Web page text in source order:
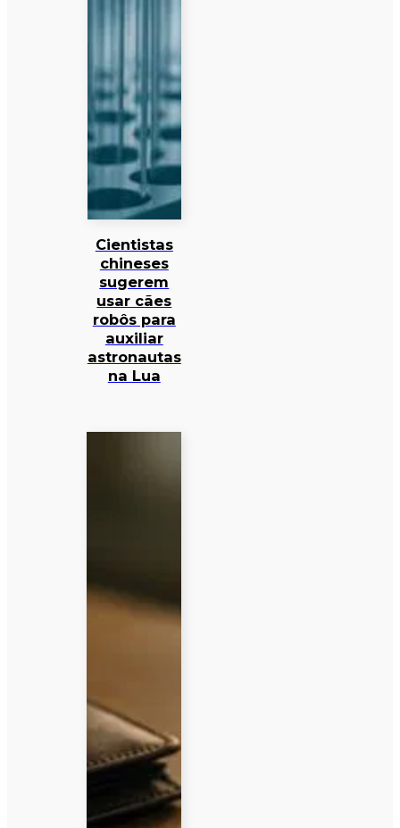
Cientistas
chineses
sugerem
usar cães
robôs para
auxiliar
astronautas
na Lua